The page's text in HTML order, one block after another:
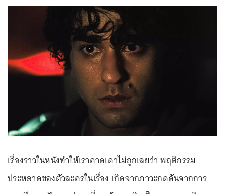
เรื่องราวในหนังทำให้เราคาดเดาไม่ถูกเลยว่า พฤติกรรม
ประหลาดของตัวละครในเรื่อง เกิดจากภาวะกดดันจากการ